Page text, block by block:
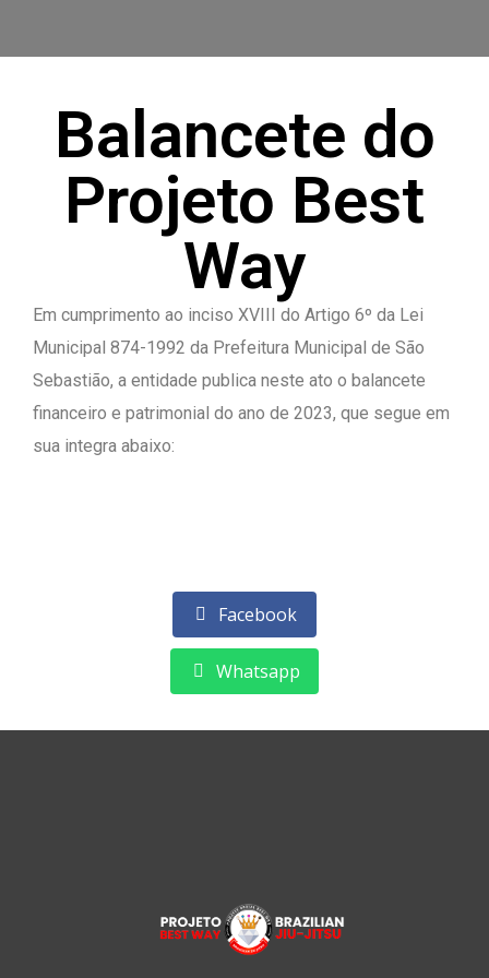
Balancete do
Projeto Best
Way
Em cumprimento ao inciso XVIII do Artigo 6º da Lei
Municipal 874-1992 da Prefeitura Municipal de São
Sebastião, a entidade publica neste ato o balancete
financeiro e patrimonial do ano de 2023, que segue em
sua integra abaixo:
Facebook
Whatsapp